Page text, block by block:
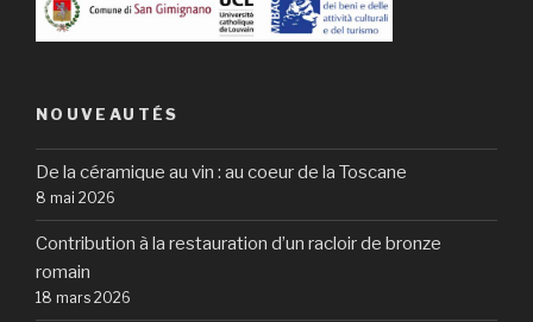
NOUVEAUTÉS
De la céramique au vin : au coeur de la Toscane
8 mai 2026
Contribution à la restauration d’un racloir de bronze
romain
18 mars 2026